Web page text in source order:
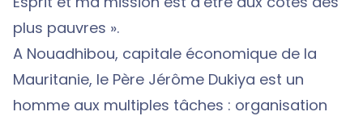
plus pauvres ».
A Nouadhibou, capitale économique de la
Mauritanie, le Père Jérôme Dukiya est un
homme aux multiples tâches : organisation